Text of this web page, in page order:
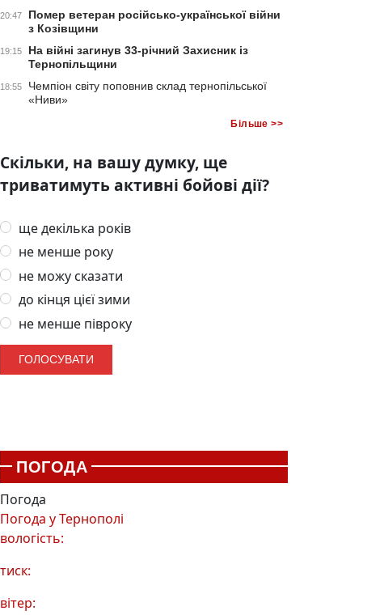
20:47
Помер ветеран російсько-української війни
з Козівщини
19:15
На війні загинув 33-річний Захисник із
Тернопільщини
18:55
Чемпіон світу поповнив склад тернопільської
«Ниви»
Більше >>
Скільки, на вашу думку, ще
триватимуть активні бойові дії?
ще декілька років
не менше року
не можу сказати
до кінця цієї зими
не менше півроку
ПОГОДА
Погода
Погода уТернополі
вологість:
тиск:
вітер: